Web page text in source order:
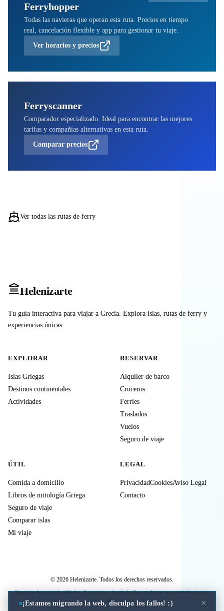
Ferryhopper
Todas las navieras que operan esta ruta. Precios en tiempo
real, cancelación flexible y app para gestionar tu viaje.
Ver horarios y precios
Ferryscanner
Comparador especializado. Ideal para encontrar las mejores
tarifas y compañías alternativas en esta ruta.
Comparar precios
Ver todas las rutas de ferry
¡Estamos migrando la web, disculpa los fallos! :) ×
Helenizarte
Tu guía interactiva para viajar a Grecia. Explora islas, rutas de ferry y
experiencias únicas.
EXPLORAR
Islas Griegas
Destinos continentales
Actividades
RESERVAR
Alquiler de barco
Cruceros
Ferries
Traslados
Vuelos
Seguro de viaje
ÚTIL
Comida a domicilio
Libros de mitología Griega
Seguro de viaje
Comparar islas
Mi viaje
LEGAL
PrivacidadCookiesAviso Legal
Contacto
© 2026 Helenizarte. Todos los derechos reservados.
Algunos enlaces son de afiliados. Si compras a través de ellos, recibimos una comisión sin coste
extra.